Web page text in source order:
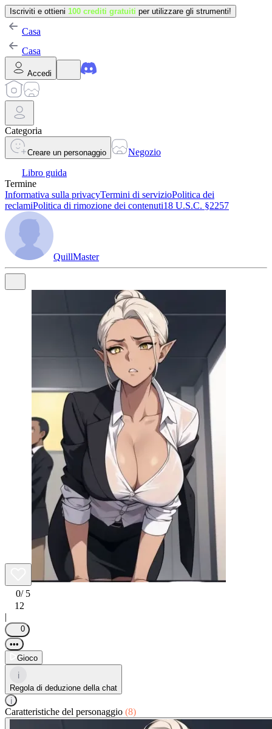
Iscriviti e ottieni 100 crediti gratuiti per utilizzare gli strumenti!
Casa
Casa
Accedi
Categoria
Creare un personaggio
Negozio
Libro guida
Termine
Informativa sulla privacyTermini di servizioPolitica dei
reclamiPolitica di rimozione dei contenuti18 U.S.C. §2257
QuillMaster
0/ 5
12
|
0
•••
Gioco
i
Regola di deduzione della chat
i
Caratteristiche del personaggio (8)